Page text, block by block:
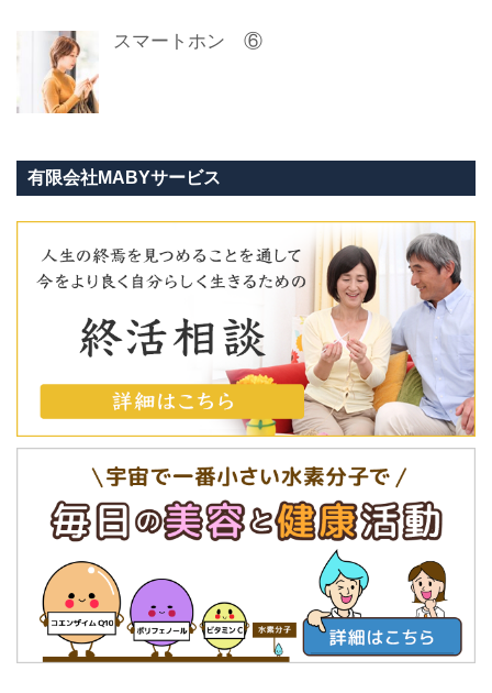
スマートホン ⑥
有限会社MABYサービス